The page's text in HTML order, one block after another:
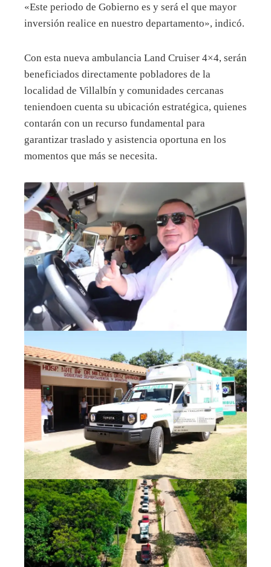
«Este periodo de Gobierno es y será el que mayor
inversión realice en nuestro departamento», indicó.
Con esta nueva ambulancia Land Cruiser 4×4, serán
beneficiados directamente pobladores de la
localidad de Villalbín y comunidades cercanas
teniendoen cuenta su ubicación estratégica, quienes
contarán con un recurso fundamental para
garantizar traslado y asistencia oportuna en los
momentos que más se necesita.